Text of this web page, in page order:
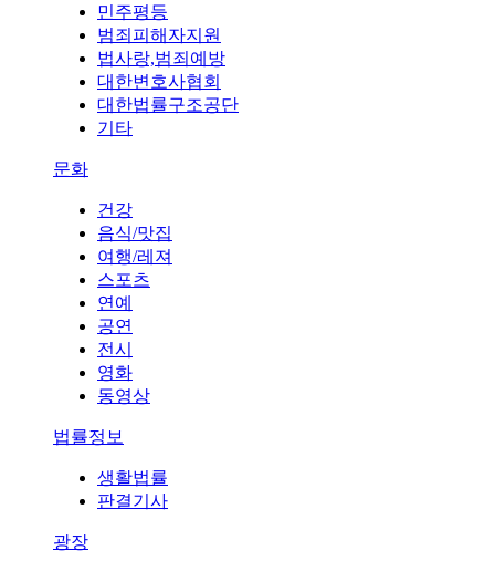
민주평등
범죄피해자지원
법사랑,범죄예방
대한변호사협회
대한법률구조공단
기타
문화
건강
음식/맛집
여행/레져
스포츠
연예
공연
전시
영화
동영상
법률정보
생활법률
판결기사
광장